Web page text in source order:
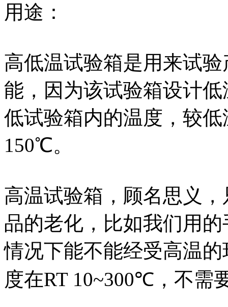
用途：
高低温试验箱是用来试
能，因为该试验箱设计
低试验箱内的温度，较
150℃。
高温试验箱，顾名思义
品的老化，比如我们用
情况下能不能经受高温
度在RT 10~300℃，不需